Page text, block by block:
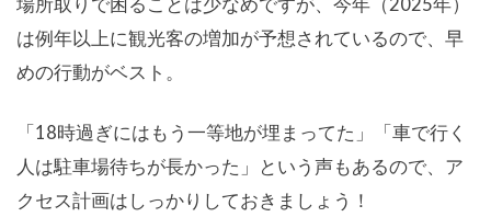
は例年以上に観光客の増加が予想されているので、早
めの行動がベスト。
「18時過ぎにはもう一等地が埋まってた」「車で行く
人は駐車場待ちが長かった」という声もあるので、ア
クセス計画はしっかりしておきましょう！